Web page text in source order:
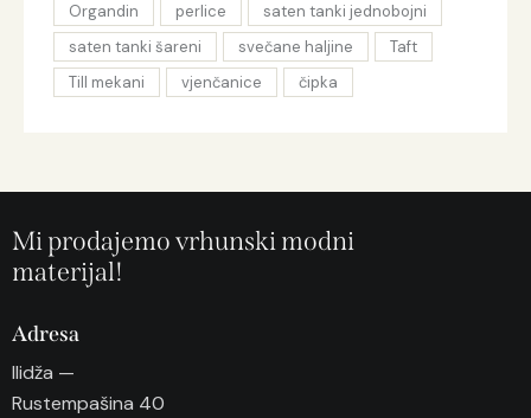
Organdin
perlice
saten tanki jednobojni
saten tanki šareni
svečane haljine
Taft
Till mekani
vjenčanice čipka
Mi prodajemo vrhunski modni
materijal!
Adresa
Ilidža —
Rustempašina 40